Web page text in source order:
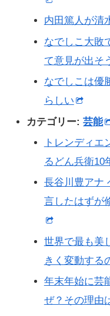
内田篤人が清
なでしこ大敗
て意見が出そ
なでしこは優
らしい
カテゴリー:芸能
トレンディエ
るどん兵衛10
長谷川豊アナ
言したはずが
世界で最も美
きく変動する
年末年始に芸
ぜ？その理由